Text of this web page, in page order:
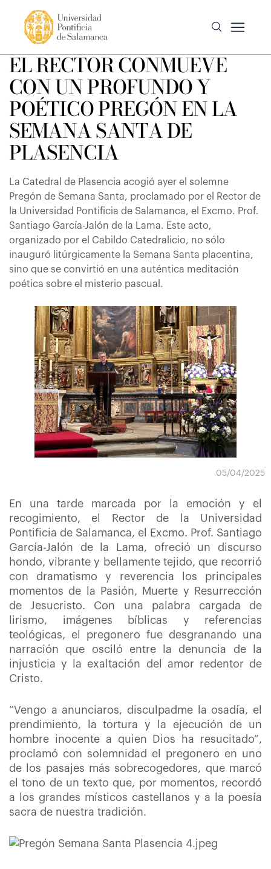
EL RECTOR CONMUEVE
CON UN PROFUNDO Y
POÉTICO PREGÓN EN LA
SEMANA SANTA DE
PLASENCIA
La Catedral de Plasencia acogió ayer el solemne
Pregón de Semana Santa, proclamado por el Rector de
la Universidad Pontificia de Salamanca, el Excmo. Prof.
Santiago García-Jalón de la Lama. Este acto,
organizado por el Cabildo Catedralicio, no sólo
inauguró litúrgicamente la Semana Santa placentina,
sino que se convirtió en una auténtica meditación
poética sobre el misterio pascual.
05/04/2025
En una tarde marcada por la emoción y el
recogimiento, el Rector de la Universidad
Pontificia de Salamanca, el Excmo. Prof. Santiago
García-Jalón de la Lama, ofreció un discurso
hondo, vibrante y bellamente tejido, que recorrió
con dramatismo y reverencia los principales
momentos de la Pasión, Muerte y Resurrección
de Jesucristo. Con una palabra cargada de
lirismo, imágenes bíblicas y referencias
teológicas, el pregonero fue desgranando una
narración que osciló entre la denuncia de la
injusticia y la exaltación del amor redentor de
Cristo.
“Vengo a anunciaros, disculpadme la osadía, el
prendimiento, la tortura y la ejecución de un
hombre inocente a quien Dios ha resucitado”,
proclamó con solemnidad el pregonero en uno
de los pasajes más sobrecogedores, que marcó
el tono de un texto que, por momentos, recordó
a los grandes místicos castellanos y a la poesía
sacra de nuestra tradición.